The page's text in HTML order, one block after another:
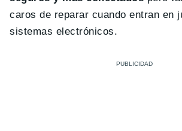
caros de reparar cuando entran en
sistemas electrónicos.